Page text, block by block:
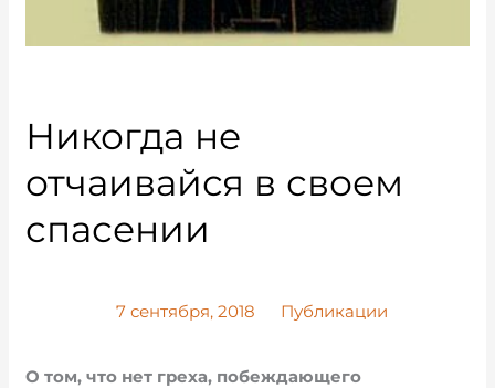
Никогда не
отчаивайся в своем
спасении
7 сентября, 2018 Публикации
О том, что нет греха, побеждающего